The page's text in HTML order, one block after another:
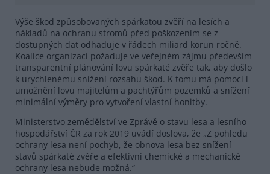
Výše škod způsobovaných spárkatou zvěří na lesích a
nákladů na ochranu stromů před poškozením se z
dostupných dat odhaduje v řádech miliard korun ročně.
Koalice organizací požaduje ve veřejném zájmu především
transparentní plánování lovu spárkaté zvěře tak, aby došlo
k urychlenému snížení rozsahu škod. K tomu má pomoci i
umožnění lovu majitelům a pachtýřům pozemků a snížení
minimální výměry pro vytvoření vlastní honitby.
Ministerstvo zemědělství ve Zprávě o stavu lesa a lesního
hospodářství ČR za rok 2019 uvádí doslova, že „Z pohledu
ochrany lesa není pochyb, že obnova lesa bez snížení
stavů spárkaté zvěře a efektivní chemické a mechanické
ochrany lesa nebude možná.“